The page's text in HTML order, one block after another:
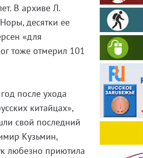
В архиве Л.
десятки ее
«для
тоже отмерил 101
после ухода
китайцах»,
свой последний
Кузьмин,
любезно приютила